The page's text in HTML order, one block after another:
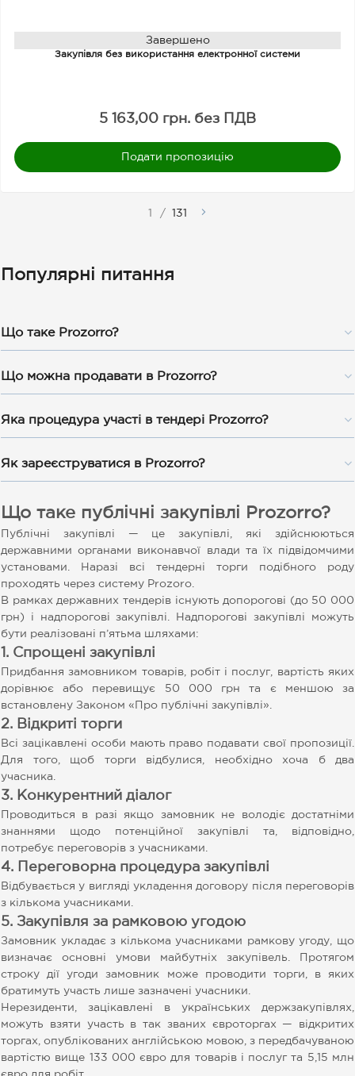
Завершено
Закупівля без використання електронної системи
5 163,00 грн. без ПДВ
Подати пропозицію
1 / 131
Популярні питання
Що таке Prozorro?
Що можна продавати в Prozorro?
Яка процедура участі в тендері Prozorro?
Як зареєструватися в Prozorro?
Що таке публічні закупівлі Prozorro?
Публічні закупівлі — це закупівлі, які здійснюються
державними органами виконавчої влади та їх підвідомчими
установами. Наразі всі тендерні торги подібного роду
проходять через систему Prozoro.
В рамках державних тендерів існують допорогові (до 50 000
грн) і надпорогові закупівлі. Надпорогові закупівлі можуть
бути реалізовані п’ятьма шляхами:
1. Спрощені закупівлі
Придбання замовником товарів, робіт і послуг, вартість яких
дорівнює або перевищує 50 000 грн та є меншою за
встановлену Законом «Про публічні закупівлі».
2. Відкриті торги
Всі зацікавлені особи мають право подавати свої пропозиції.
Для того, щоб торги відбулися, необхідно хоча б два
учасника.
3. Конкурентний діалог
Проводиться в разі якщо замовник не володіє достатніми
знаннями щодо потенційної закупівлі та, відповідно,
потребує переговорів з учасниками.
4. Переговорна процедура закупівлі
Відбувається у вигляді укладення договору після переговорів
з кількома учасниками.
5. Закупівля за рамковою угодою
Замовник укладає з кількома учасниками рамкову угоду, що
визначає основні умови майбутніх закупівель. Протягом
строку дії угоди замовник може проводити торги, в яких
братимуть участь лише зазначені учасники.
Нерезиденти, зацікавлені в українських держзакупівлях,
можуть взяти участь в так званих євроторгах — відкритих
торгах, опублікованих англійською мовою, з передбачуваною
вартістю вище 133 000 євро для товарів і послуг та 5,15 млн